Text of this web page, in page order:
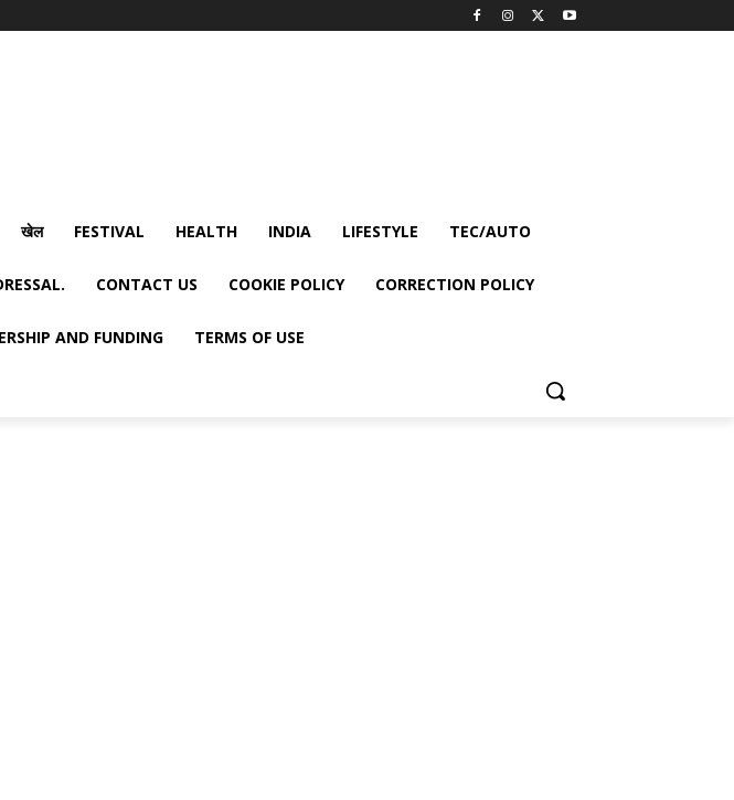
खेल FESTIVAL HEALTH INDIA LIFESTYLE TEC/AUTO
CONTACT US COOKIE POLICY CORRECTION POLICY
AND FUNDING TERMS OF USE